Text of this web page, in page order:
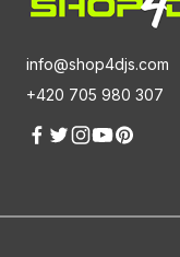
info@shop4djs.com
+420 705 980 307